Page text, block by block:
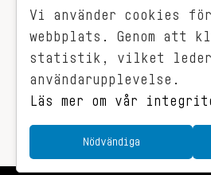
himla enkelt för just dig att äta
vego. För vegomat är inte krångligt,
fantastiskt.
Vi använder cookies
webbplats. Genom att
statistik, vilket
användarupplevelse.
Läs mer om vår
Nödvändiga